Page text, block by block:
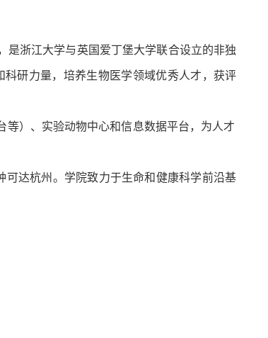
是浙江大学与英国爱丁堡大学联合设立的非独
研力量，培养生物医学领域优秀人才，获评
）、 实验动物中心和信息数据平台，为人才
可达杭州。学院致力于生命和健康科学前沿基